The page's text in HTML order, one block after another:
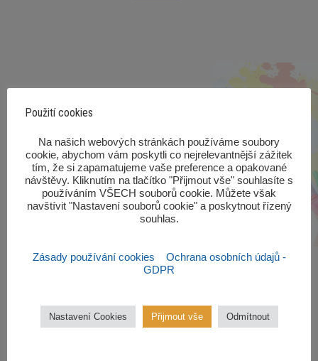
Použití cookies
‎Na našich webových stránkách používáme soubory
cookie, abychom vám poskytli co nejrelevantnější zážitek
tím, že si zapamatujeme vaše preference a opakované
návštěvy. Kliknutím na tlačítko "Přijmout vše" souhlasíte s
používáním VŠECH souborů cookie. Můžete však
navštívit "Nastavení souborů cookie" a poskytnout řízený
souhlas.‎
Zásady používání cookies
Ochrana osobních údajů -
GDPR
Nastavení Cookies Přijmout vše Odmítnout